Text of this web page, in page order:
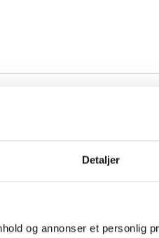
Detaljer
og annonser et personlig
kunder har